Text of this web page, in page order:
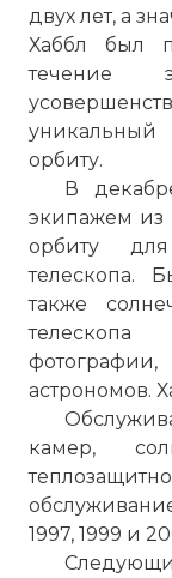
двух лет, а
Хаббл был
течение
орбиту.
В
экипажем из
орбиту
телескопа.
также
астрономов.
камер,
1997, 1999 и